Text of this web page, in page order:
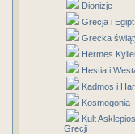
Dionizje
Grecja i Egipt
Grecka
Hermes
Hestia i
Kadmos i
Kosmogonia
Kult
Grecji